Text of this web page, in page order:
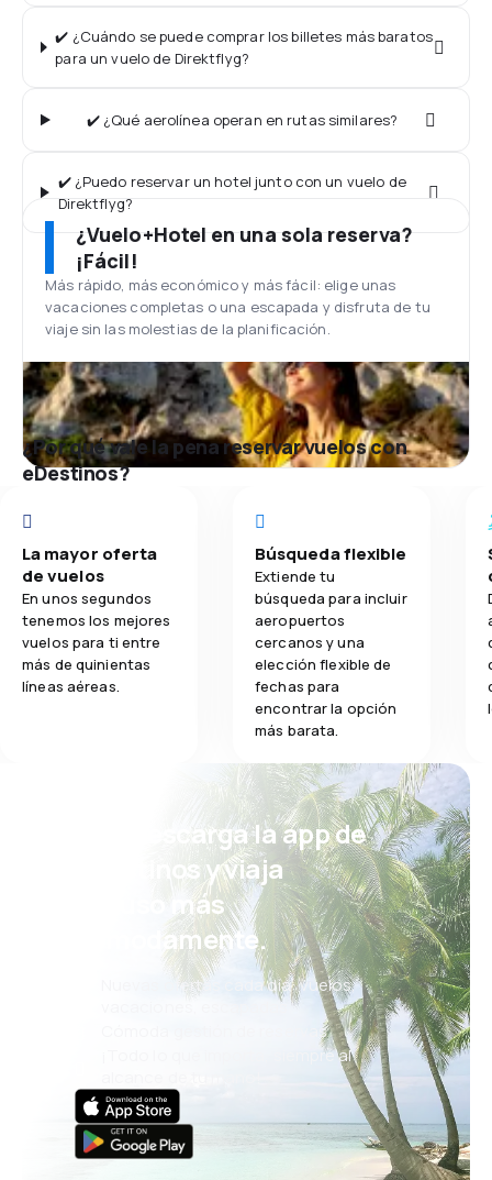
✔️ ¿Cuándo se puede comprar los billetes más baratos
para un vuelo de Direktflyg?
✔️ ¿Qué aerolínea operan en rutas similares?
✔️ ¿Puedo reservar un hotel junto con un vuelo de
Direktflyg?
¿Vuelo+Hotel en una sola reserva?
¡Fácil!
Más rápido, más económico y más fácil: elige unas
vacaciones completas o una escapada y disfruta de tu
viaje sin las molestias de la planificación.
¿Por qué vale la pena reservar vuelos con
eDestinos?
La mayor oferta
de vuelos
En unos segundos
tenemos los mejores
vuelos para ti entre
más de quinientas
líneas aéreas.
Búsqueda flexible
Extiende tu
búsqueda para incluir
aeropuertos
cercanos y una
elección flexible de
fechas para
encontrar la opción
más barata.
¡Eh! Descarga la app de
eDestinos y viaja
incluso más
cómodamente.
Nuevas ofertas cada día: vuelos,
vacaciones, escapadas
Cómoda gestión de reservas
¡Todo lo que importa, siempre al